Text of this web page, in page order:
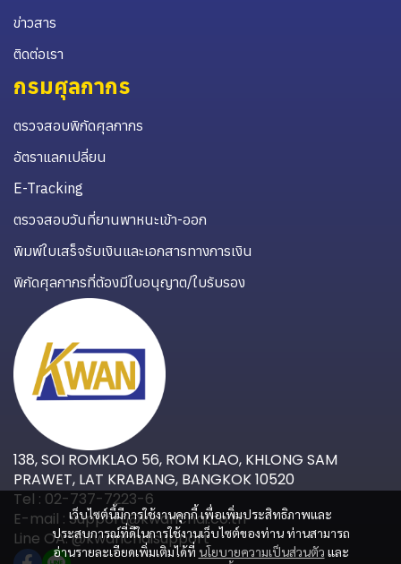
เว็บไซต์นี้มีการใช้งานคุกกี้ เพื่อเพิ่มประสิทธิภาพและ
ประสบการณ์ที่ดีในการใช้งานเว็บไซต์ของท่าน ท่านสามารถ
อ่านรายละเอียดเพิ่มเติมได้ที่ นโยบายความเป็นส่วนตัว และ
ข่าวสาร
ติดต่อเรา
กรมศุลกากร
ตรวจสอบพิกัดศุลกากร
อัตราแลกเปลี่ยน
E-Tracking
ตรวจสอบวันที่ยานพาหนะเข้า-ออก
พิมพ์ใบเสร็จรับเงินและเอกสารทางการเงิน
พิกัดศุลกากรที่ต้องมีใบอนุญาต/ใบรับรอง
138, SOI ROMKLAO 56, ROM KLAO, KHLONG SAM
PRAWET, LAT KRABANG, BANGKOK 10520
Tel : 02-737-7223-6
E-mail : Support@kwanchai.co.th
Line OA: @kwanchaisupport